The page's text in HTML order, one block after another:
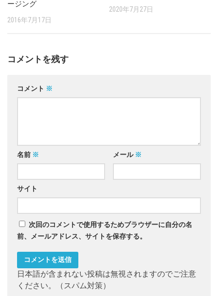
ージング
2016年7月17日
2020年7月27日
コメントを残す
コメント ※
名前 ※ メール ※
サイト
次回のコメントで使用するためブラウザーに自分の名
前、メールアドレス、サイトを保存する。
日本語が含まれない投稿は無視されますのでご注意
ください。（スパム対策）